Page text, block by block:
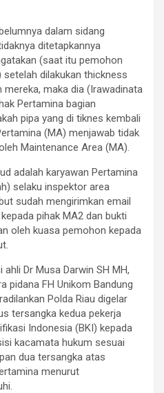
dalam sidang
ditetapkannya
(saat itu pemohon
dilakukan thickness
maka dia (Irawadinata
Pertamina bagian
pipa yang di tiknes kembali
(MA) menjawab tidak
Maintenance Area (MA).
adalah karyawan Pertamina
selaku inspektor area
sudah mengirimkan email
pihak MA2 dan bukti
oleh kuasa pemohon kepada
Dr Musa Darwin SH MH,
pidana FH Unikom Bandung
Polda Riau digelar
tersangka kedua pekerja
Indonesia (BKI) kepada
kacamata hukum sesuai
dua tersangka atas
menurut